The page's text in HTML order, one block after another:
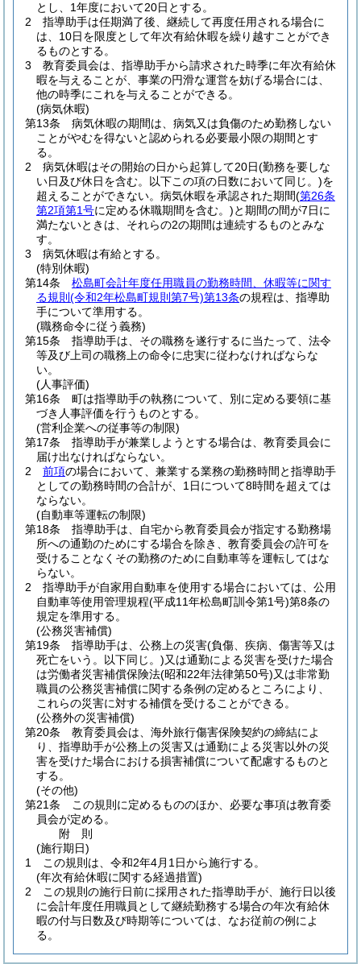
とし、1年度において20日とする。
2
指導助手は任期満了後、継続して再度任用される場合に
は、10日を限度として年次有給休暇を繰り越すことができ
るものとする。
3
教育委員会は、指導助手から請求された時季に年次有給休
暇を与えることが、事業の円滑な運営を妨げる場合には、
他の時季にこれを与えることができる。
(病気休暇)
第13条
病気休暇の期間は、病気又は負傷のため勤務しない
ことがやむを得ないと認められる必要最小限の期間とす
る。
2
病気休暇はその開始の日から起算して20日(勤務を要しな
い日及び休日を含む。以下この項の日数において同じ。)を
超えることができない。 病気休暇を承認された期間(第26条
第2項第1号に定める休職期間を含む。)と期間の間が7日に
満たないときは、それらの2の期間は連続するものとみな
す。
3
病気休暇は有給とする。
(特別休暇)
第14条
松島町会計年度任用職員の勤務時間、休暇等に関す
る規則 (令和2年松島町規則第7号)第13条の規程は、指導助
手について準用する。
(職務命令に従う義務)
第15条
指導助手は、その職務を遂行するに当たって、法令
等及び上司の職務上の命令に忠実に従わなければならな
い。
(人事評価)
第16条
町は指導助手の執務について、別に定める要領に基
づき人事評価を行うものとする。
(営利企業への従事等の制限)
第17条
指導助手が兼業しようとする場合は、教育委員会に
届け出なければならない。
2
前項の場合において、兼業する業務の勤務時間と指導助手
としての勤務時間の合計が、1日について8時間を超えては
ならない。
(自動車等運転の制限)
第18条
指導助手は、自宅から教育委員会が指定する勤務場
所への通勤のためにする場合を除き、教育委員会の許可を
受けることなくその勤務のために自動車等を運転してはな
らない。
2
指導助手が自家用自動車を使用する場合においては、公用
自動車等使用管理規程(平成11年松島町訓令第1号)第8条の
規定を準用する。
(公務災害補償)
第19条
指導助手は、公務上の災害(負傷、疾病、傷害等又は
死亡をいう。以下同じ。)又は通勤による災害を受けた場合
は労働者災害補償保険法(昭和22年法律第50号)又は非常勤
職員の公務災害補償に関する条例の定めるところにより、
これらの災害に対する補償を受けることができる。
(公務外の災害補償)
第20条
教育委員会は、海外旅行傷害保険契約の締結によ
り、指導助手が公務上の災害又は通勤による災害以外の災
害を受けた場合における損害補償について配慮するものと
する。
(その他)
第21条
この規則に定めるもののほか、必要な事項は教育委
員会が定める。
附 則
(施行期日)
1
この規則は、令和2年4月1日から施行する。
(年次有給休暇に関する経過措置)
2
この規則の施行日前に採用された指導助手が、施行日以後
に会計年度任用職員として継続勤務する場合の年次有給休
暇の付与日数及び時期等については、なお従前の例によ
る。